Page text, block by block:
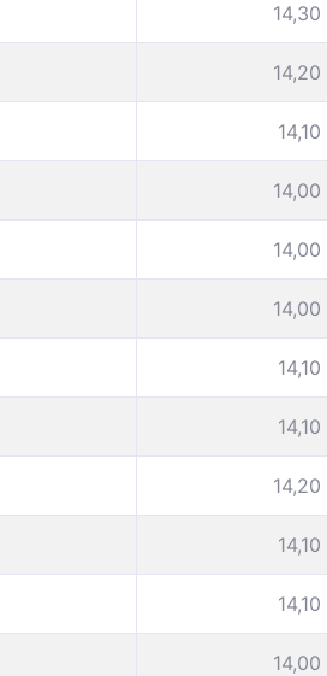
14,30
14,20
14,10
14,00
14,00
14,00
14,10
14,10
14,20
14,10
14,10
14,00